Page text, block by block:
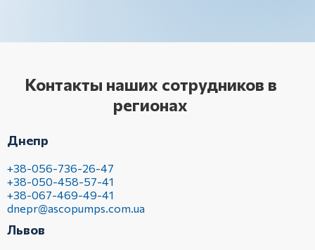
Контакты наших сотрудников в
регионах
Днепр
+38-056-736-26-47
+38-050-458-57-41
+38-067-469-49-41
dnepr@ascopumps.com.ua
Львов